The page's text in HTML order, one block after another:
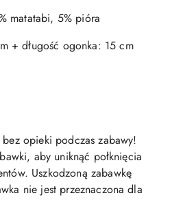
matatabi, 5% pióra
+ długość ogonka: 15 cm
opieki podczas zabawy!
aby uniknąć połknięcia
Uszkodzoną zabawkę
nie jest przeznaczona dla